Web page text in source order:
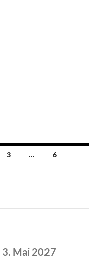
3 … 6
Mai 2027